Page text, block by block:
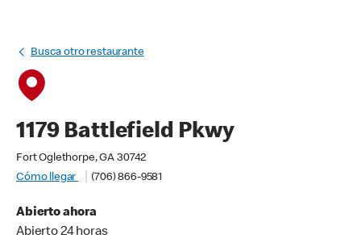
Busca otro restaurante
1179 Battlefield Pkwy
Fort Oglethorpe, GA 30742
Cómo llegar
(706) 866-9581
Abierto ahora
Abierto 24 horas